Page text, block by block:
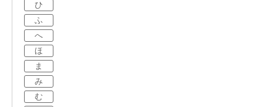
ひ
ふ
へ
ほ
ま
み
む